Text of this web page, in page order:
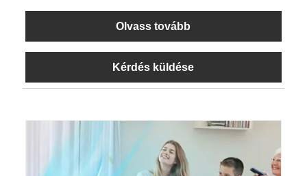
Olvass tovább
Kérdés küldése